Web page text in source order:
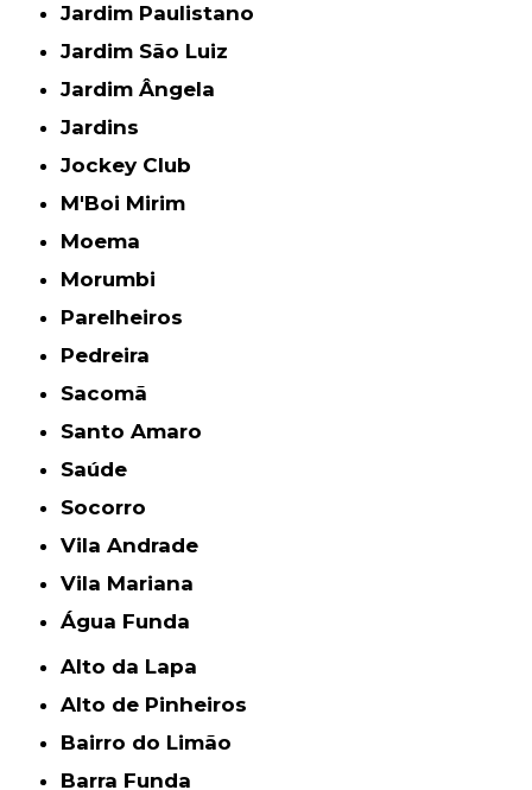
Jardim Paulistano
Jardim São Luiz
Jardim Ângela
Jardins
Jockey Club
M'Boi Mirim
Moema
Morumbi
Parelheiros
Pedreira
Sacomã
Santo Amaro
Saúde
Socorro
Vila Andrade
Vila Mariana
Água Funda
Alto da Lapa
Alto de Pinheiros
Bairro do Limão
Barra Funda